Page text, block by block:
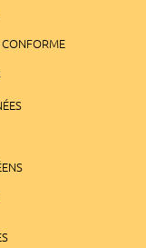
CONFORME